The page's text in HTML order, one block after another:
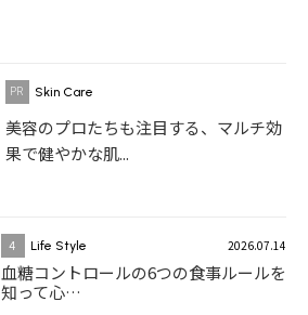
Skin Care
美容のプロたちも注目する、マルチ効
果で健やかな肌...
4 Life Style 2026.07.14
血糖コントロールの6つの食事ルールを
知って心…